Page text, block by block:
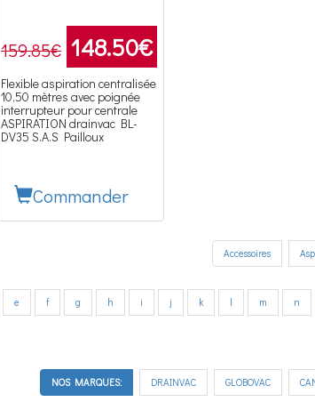
159.85€ 148.50€
Flexible aspiration centralisée
10,50 mètres avec poignée
interrupteur pour centrale
ASPIRATION drainvac BL-
DV35 S.A.S Pailloux
Commander
Accessoires
e f g h i j k l m n
NOS MARQUES: DRAINVAC GLOBOVAC